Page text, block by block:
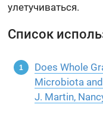
улетучиваться.
Список
Does Whole
Microbiota and
J. Martin,